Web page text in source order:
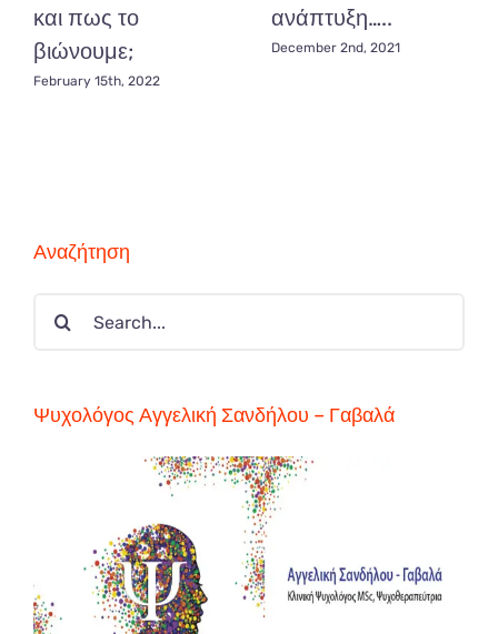
και πως το
βιώνουμε;
February 15th, 2022
ανάπτυξη…..
December 2nd, 2021
Αναζήτηση
Search
Ψυχολόγος Αγγελική Σανδήλου – Γαβαλά